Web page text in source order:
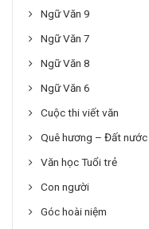
Ngữ Văn 9
Ngữ Văn 7
Ngữ Văn 8
Ngữ Văn 6
Cuộc thi viết văn
Quê hương – Đất nước
Văn học Tuổi trẻ
Con người
Góc hoài niệm